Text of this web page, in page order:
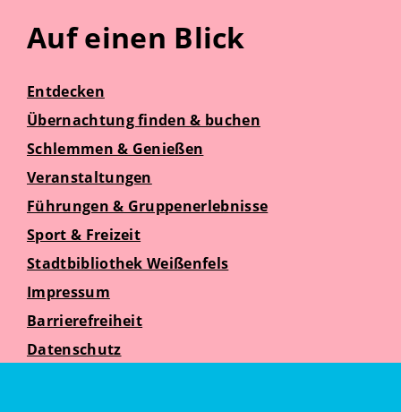
Auf einen Blick
Entdecken
Übernachtung finden & buchen
Schlemmen & Genießen
Veranstaltungen
Führungen & Gruppenerlebnisse
Sport & Freizeit
Stadtbibliothek Weißenfels
Impressum
Barrierefreiheit
Datenschutz